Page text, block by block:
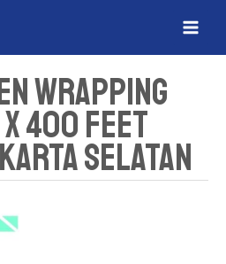
Wrapping
400 Feet
Selatan